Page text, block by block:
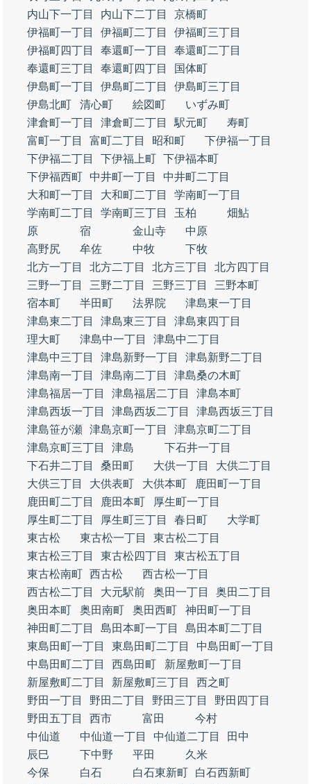
内山下一丁目
内山下二丁目
京橋町
伊福町一丁目
伊福町二丁目
伊福町三丁目
伊福町四丁目
奉還町一丁目
奉還町二丁目
奉還町三丁目
奉還町四丁目
国体町
伊島町一丁目
伊島町二丁目
伊島町三丁目
伊島北町
清心町 絵図町
いずみ町
津倉町一丁目
津倉町二丁目 駅元町
寿町
富町一丁目
富町二丁目 昭和町
下伊福一丁目
下伊福二丁目
下伊福上町 下伊福本町
下伊福西町
中井町一丁目
中井町二丁目
大和町一丁目
大和町二丁目
学南町一丁目
学南町二丁目
学南町三丁目 玉柏
畑鮎
原
宿 金山寺
中原
高野尻
牟佐 中牧
下牧
北方一丁目
北方二丁目 北方三丁目
北方四丁目
三野一丁目
三野二丁目 三野三丁目
三野本町
宿本町
半田町 法界院
津島東一丁目
津島東二丁目
津島東三丁目
津島東四丁目
理大町
津島中一丁目
津島中二丁目
津島中三丁目
津島新野一丁目
津島新野二丁目
津島南一丁目
津島南二丁目
津島桑の木町
津島福居一丁目
津島福居二丁目
津島本町
津島西坂一丁目
津島西坂二丁目
津島西坂三丁目
津島笹が瀬 津島京町一丁目
津島京町二丁目
津島京町三丁目
津島
下石井一丁目
下石井二丁目
桑田町 大供一丁目
大供二丁目
大供三丁目
大供表町 大供本町
鹿田町一丁目
鹿田町二丁目
鹿田本町
厚生町一丁目
厚生町二丁目
厚生町三丁目 春日町
大学町
東古松
東古松一丁目
東古松二丁目
東古松三丁目
東古松四丁目
東古松五丁目
東古松南町 西古松
西古松一丁目
西古松二丁目
大元駅前 奥田一丁目
奥田二丁目
奥田本町
奥田南町 奥田西町
神田町一丁目
神田町二丁目
島田本町一丁目
島田本町二丁目
東島田町一丁目
東島田町二丁目
中島田町一丁目
中島田町二丁目
西島田町
新屋敷町一丁目
新屋敷町二丁目
新屋敷町三丁目
西之町
野田一丁目
野田二丁目 野田三丁目
野田四丁目
野田五丁目
西市 富田
今村
中仙道
中仙道一丁目 中仙道二丁目
田中
辰巳
下中野 平田
久米
今保
白石 白石東新町
白石西新町